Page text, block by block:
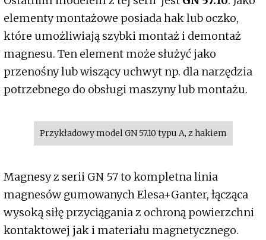
elementy montażowe posiada hak lub oczko,
które umożliwiają szybki montaż i demontaż
magnesu. Ten element może służyć jako
przenośny lub wiszący uchwyt np. dla narzędzia
potrzebnego do obsługi maszyny lub montażu.
Przykładowy model GN 57.10 typu A, z hakiem
Magnesy z serii GN 57 to kompletna linia
magnesów gumowanych Elesa+Ganter, łącząca
wysoką siłę przyciągania z ochroną powierzchni
kontaktowej jak i materiału magnetycznego.